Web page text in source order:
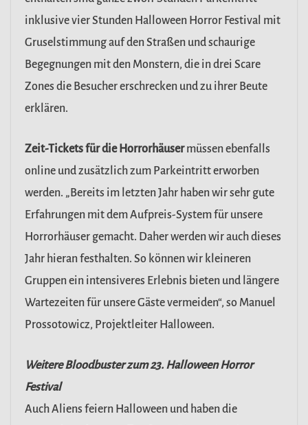
inklusive vier Stunden Halloween Horror Festival mit
Gruselstimmung auf den Straßen und schaurige
Begegnungen mit den Monstern, die in drei Scare
Zones die Besucher erschrecken und zu ihrer Beute
erklären.
Zeit-Tickets für die Horrorhäusermüssen ebenfalls
online und zusätzlich zum Parkeintritt erworben
werden. „Bereits im letzten Jahr haben wir sehr gute
Erfahrungen mit dem Aufpreis-System für unsere
Horrorhäuser gemacht. Daher werden wir auch dieses
Jahr hieran festhalten. So können wir kleineren
Gruppen ein intensiveres Erlebnis bieten und längere
Wartezeiten für unsere Gäste vermeiden“, so Manuel
Prossotowicz, Projektleiter Halloween.
Weitere Bloodbuster zum 23. Halloween Horror
Festival
Auch Aliens feiern Halloween und haben die